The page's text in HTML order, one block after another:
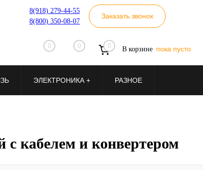
8(918) 279-44-55
8(800) 350-08-07
Заказать звонок
0 0 0 В корзине пока пусто
ЭЛЕКТРОНИКА + РАЗНОЕ
кабелем и конвертером